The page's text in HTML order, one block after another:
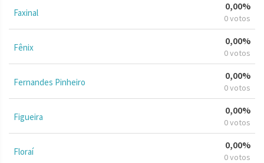
Faxinal
0,00%
0 votos
Fênix
0,00%
0 votos
Fernandes Pinheiro
0,00%
0 votos
Figueira
0,00%
0 votos
Floraí
0,00%
0 votos